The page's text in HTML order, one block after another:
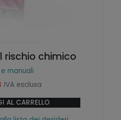
rischio chimico
e manuali
IVA esclusa
AL CARRELLO